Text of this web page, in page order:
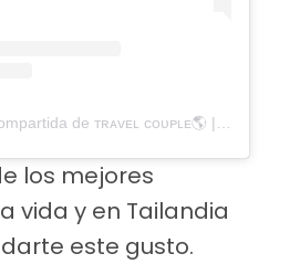
los mejores
vida y en Tailandia
este gusto.